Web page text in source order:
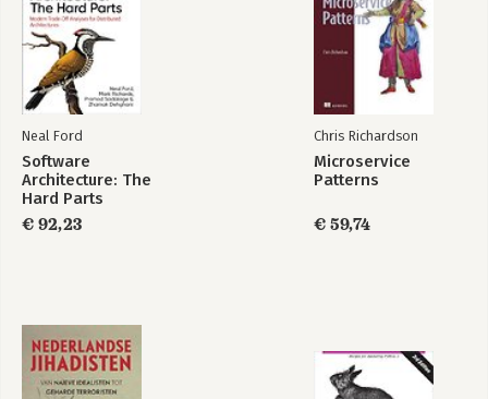
12. De Loyalist
13. De Enthousiasteling
14. De Uitdager.
15. De Vredestichter
Deel 3 - Gereedschappen voor transformatie
16. Het enneagram en spirituele oefening
17. De spirituele reis - altijd nu
Dankbetuigingen
Neal Ford
Software
Architecture: The
Hard Parts
€ 92,23
Chris Richardson
Microservice
Patterns
€ 59,74